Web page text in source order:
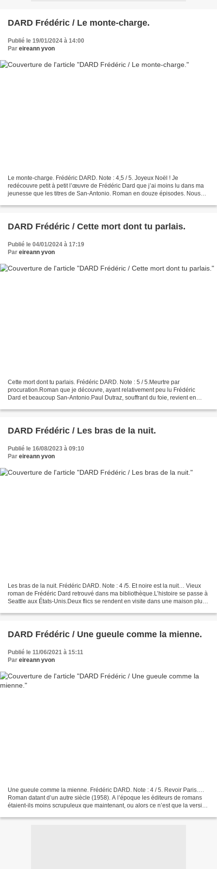
DARD Frédéric / Le monte-charge.
Publié le 19/01/2024 à 14:00
Par eireann yvon
Le monte-charge. Frédéric DARD. Note : 4,5 / 5. Joyeux Noël ! Je
redécouvre petit à petit l’œuvre de Frédéric Dard que j’ai moins lu dans ma
jeunesse que les titres de San-Antonio. Roman en douze épisodes. Nous
DARD Frédéric / Cette mort dont tu parlais.
Publié le 04/01/2024 à 17:19
Par eireann yvon
Cette mort dont tu parlais. Frédéric DARD. Note : 5 / 5.Meurtre par
procuration.Roman que je découvre, ayant relativement peu lu Frédéric
Dard et beaucoup San-Antonio.Paul Dutraz, souffrant du foie, revient en
DARD Frédéric / Les bras de la nuit.
Publié le 16/08/2023 à 09:10
Par eireann yvon
Les bras de la nuit. Frédéric DARD. Note : 4 /5. Et noire est la nuit… Vieux
roman de Frédéric Dard retrouvé dans ma bibliothèque.L’histoire se passe à
Seattle aux États-Unis.Deux flics se rendent en visite dans une maison plutôt
DARD Frédéric / Une gueule comme la mienne.
Publié le 11/06/2021 à 15:11
Par eireann yvon
Une gueule comme la mienne. Frédéric DARD. Note : 4 / 5. Revoir Paris….
Roman datant d’un autre siècle (1958). A l’époque les éditeurs de romans
étaient-ils moins scrupuleux que maintenant, ou alors ce n’est que la version